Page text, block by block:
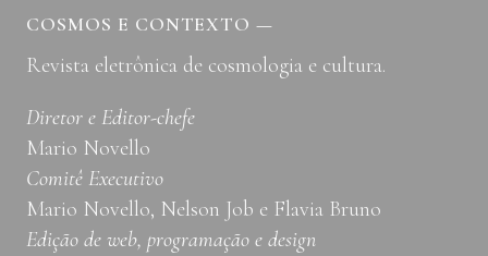
COSMOS E CONTEXTO—
Revista eletrônica de cosmologia e cultura.
Diretor e Editor-chefe
Mario Novello
Comitê Executivo
Mario Novello, Nelson Job e Flavia Bruno
Edição de web, programação e design